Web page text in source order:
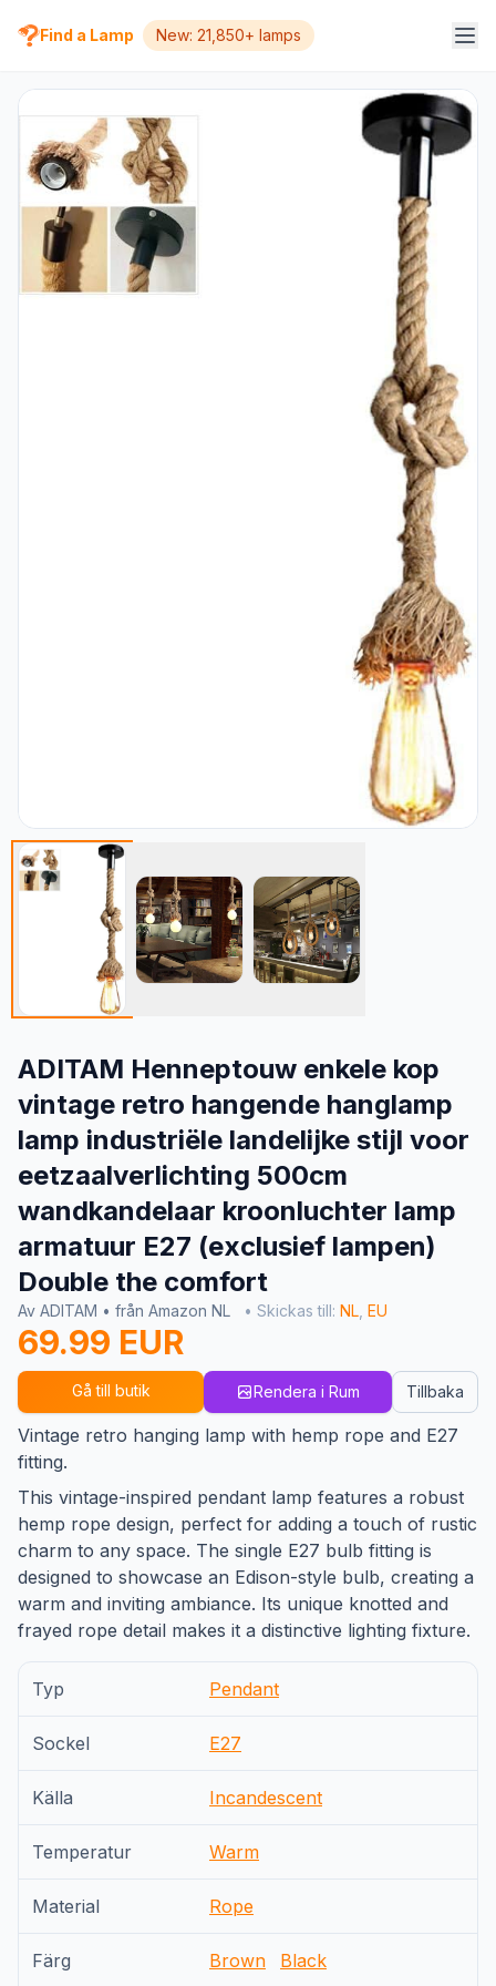
Find a Lamp New: 21,850+ lamps
ADITAM Henneptouw enkele kop
vintage retro hangende hanglamp
lamp industriële landelijke stijl voor
eetzaalverlichting 500cm
wandkandelaar kroonluchter lamp
armatuur E27 (exclusief lampen)
Double the comfort
Av ADITAM • från Amazon NL • Skickas till: NL EU
69.99 EUR
Gå till butik Rendera i Rum Tillbaka
Vintage retro hanging lamp with hemp rope and E27
fitting.
This vintage-inspired pendant lamp features a robust
hemp rope design, perfect for adding a touch of rustic
charm to any space. The single E27 bulb fitting is
designed to showcase an Edison-style bulb, creating a
warm and inviting ambiance. Its unique knotted and
frayed rope detail makes it a distinctive lighting fixture.
Typ Pendant
Sockel E27
Källa Incandescent
Temperatur Warm
Material Rope
Färg Brown Black